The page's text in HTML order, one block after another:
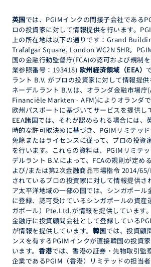
英国では、PGIMインクの間接子会社である
ロの投資家に対して情報提供を行います。
上の所在地は以下の通りです：Grand
Trafalgar Square, London WC2N 5HR。
国の金融行動監督庁(FCA)の認可および規制
業参照番号：193418) 欧州経済領域（EEA）
ラント B.V. がプロの投資家に対して情報提
ネーデルラント B.V.は、オランダ金融市場
Financiële Markten - AFM)によりオランダで
欧州パスポートに基づいてサービスを提供し
EEA諸国では、それが認められる場合には、
時的な許可取決めに基づき、PGIMリミテッド
免除またはライセンスに従って、プロの投資
を行います。これらの資料は、PGIMリミテ
デルラント B.V.によって、FCAの規則が定め
よび/または第2次金融商品市場指令 2014/
されているプロの投資家に対して情報提供さ
ア太平洋地域の一部の国では、シンガポール
に登録、認可受けているシンガポールの資産
ガポール）Pte.Ltd.が情報を提供しています。
金融庁に投資顧問会社として登録している
が情報を提供しています。 韓国では、投資顧
ンスを有するPGIMインクが直接韓国の投資
います。 香港では、香港の証券・先物取引監
企業であるPGIM（香港）リミテッドの担当